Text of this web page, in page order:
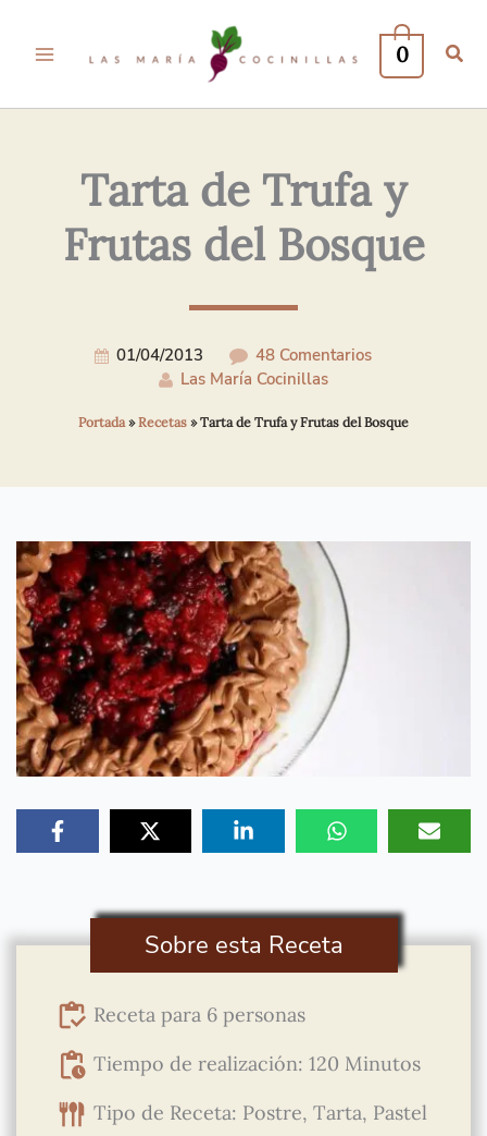
0
Tarta de Trufa y
Frutas del Bosque
01/04/2013
48 Comentarios
Las María Cocinillas
Portada»Recetas »Tarta de Trufa y Frutas del Bosque
Sobre esta Receta
Receta para 6 personas
Tiempo de realización: 120 Minutos
Tipo de Receta: Postre, Tarta, Pastel
Electrónico*